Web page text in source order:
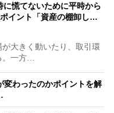
に慌てないために平時から
イント「資産の棚卸し…
大きく動いたり、取引環
。一方…
変わったのかポイントを解